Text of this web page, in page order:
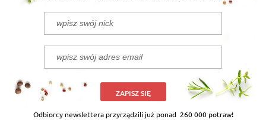
ZAPISZ SIĘ
Odbiorcy newslettera przyrządzili już ponad 260 000 potraw!